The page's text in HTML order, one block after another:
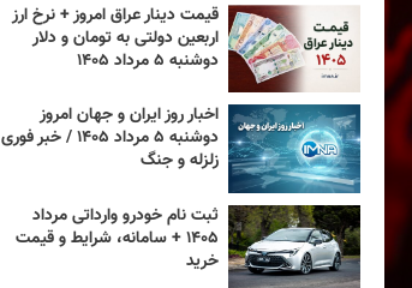
قیمت دینار عراق امروز + نرخ ارز
اربعین دولتی به تومان و دلار
دوشنبه ۵ مرداد ۱۴۰۵
اخبار روز ایران و جهان امروز
دوشنبه ۵ مرداد ۱۴۰۵ / خبر فوری
زلزله و جنگ
ثبت نام خودرو وارداتی مرداد
۱۴۰۵ + سامانه، شرایط و قیمت
خرید